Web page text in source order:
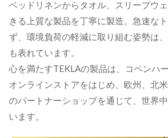
ベッドリネンからタオル、スリープウ
きる上質な製品を丁寧に製造。急速な
ず、環境負荷の軽減に取り組む姿勢は
も表れています。
心を満たすTEKLAの製品は、コペンハ
オンラインストアをはじめ、欧州、北
のパートナーショップを通じて、世界
います。